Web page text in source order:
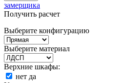
замерщика
Получить расчет
Выберите конфигурацию
Выберите материал
Верхние шкафы:
нет да